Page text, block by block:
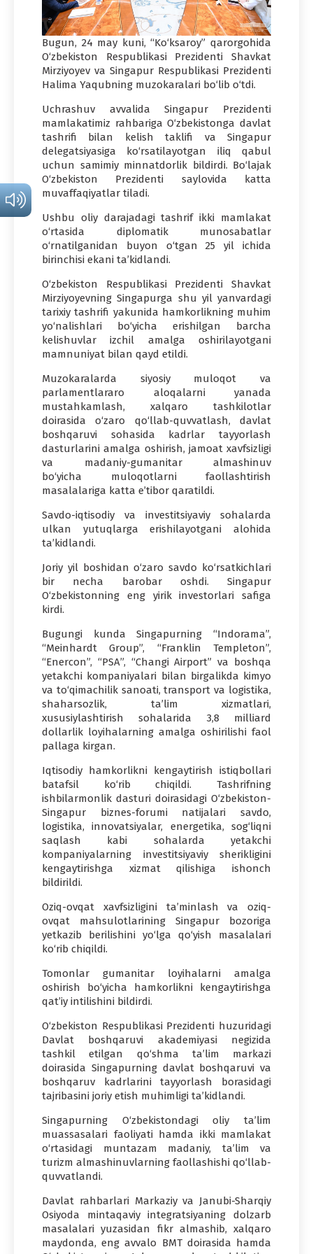
Bugun, 24 may kuni, “Ko‘ksaroy” qarorgohida
O‘zbekiston Respublikasi Prezidenti Shavkat
Mirziyoyev va Singapur Respublikasi Prezidenti
Halima Yaqubning muzokaralari bo‘lib o‘tdi.
Uchrashuv avvalida Singapur Prezidenti
mamlakatimiz rahbariga O‘zbekistonga davlat
tashrifi bilan kelish taklifi va Singapur
delegatsiyasiga ko‘rsatilayotgan iliq qabul
uchun samimiy minnatdorlik bildirdi. Bo‘lajak
O‘zbekiston Prezidenti saylovida katta
muvaffaqiyatlar tiladi.
Ushbu oliy darajadagi tashrif ikki mamlakat
o‘rtasida diplomatik munosabatlar
o‘rnatilganidan buyon o‘tgan 25 yil ichida
birinchisi ekani ta’kidlandi.
O‘zbekiston Respublikasi Prezidenti Shavkat
Mirziyoyevning Singapurga shu yil yanvardagi
tarixiy tashrifi yakunida hamkorlikning muhim
yo‘nalishlari bo‘yicha erishilgan barcha
kelishuvlar izchil amalga oshirilayotgani
mamnuniyat bilan qayd etildi.
Muzokaralarda siyosiy muloqot va
parlamentlararo aloqalarni yanada
mustahkamlash, xalqaro tashkilotlar
doirasida o‘zaro qo‘llab-quvvatlash, davlat
boshqaruvi sohasida kadrlar tayyorlash
dasturlarini amalga oshirish, jamoat xavfsizligi
va madaniy-gumanitar almashinuv
bo‘yicha muloqotlarni faollashtirish
masalalariga katta e’tibor qaratildi.
Savdo-iqtisodiy va investitsiyaviy sohalarda
ulkan yutuqlarga erishilayotgani alohida
ta’kidlandi.
Joriy yil boshidan o‘zaro savdo ko‘rsatkichlari
bir necha barobar oshdi. Singapur
O‘zbekistonning eng yirik investorlari safiga
kirdi.
Bugungi kunda Singapurning “Indorama”,
“Meinhardt Group”, “Franklin Templeton”,
“Enercon”, “PSA”, “Changi Airport” va boshqa
yetakchi kompaniyalari bilan birgalikda kimyo
va to‘qimachilik sanoati, transport va logistika,
shaharsozlik, ta’lim xizmatlari,
xususiylashtirish sohalarida 3,8 milliard
dollarlik loyihalarning amalga oshirilishi faol
pallaga kirgan.
Iqtisodiy hamkorlikni kengaytirish istiqbollari
batafsil ko‘rib chiqildi. Tashrifning
ishbilarmonlik dasturi doirasidagi O‘zbekiston-
Singapur biznes-forumi natijalari savdo,
logistika, innovatsiyalar, energetika, sog‘liqni
saqlash kabi sohalarda yetakchi
kompaniyalarning investitsiyaviy sherikligini
kengaytirishga xizmat qilishiga ishonch
bildirildi.
Oziq-ovqat xavfsizligini ta’minlash va oziq-
ovqat mahsulotlarining Singapur bozoriga
yetkazib berilishini yo‘lga qo‘yish masalalari
ko‘rib chiqildi.
Tomonlar gumanitar loyihalarni amalga
oshirish bo‘yicha hamkorlikni kengaytirishga
qat’iy intilishini bildirdi.
O‘zbekiston Respublikasi Prezidenti huzuridagi
Davlat boshqaruvi akademiyasi negizida
tashkil etilgan qo‘shma ta’lim markazi
doirasida Singapurning davlat boshqaruvi va
boshqaruv kadrlarini tayyorlash borasidagi
tajribasini joriy etish muhimligi ta’kidlandi.
Singapurning O‘zbekistondagi oliy ta’lim
muassasalari faoliyati hamda ikki mamlakat
o‘rtasidagi muntazam madaniy, ta’lim va
turizm almashinuvlarning faollashishi qo‘llab-
quvvatlandi.
Davlat rahbarlari Markaziy va Janubi-Sharqiy
Osiyoda mintaqaviy integratsiyaning dolzarb
masalalari yuzasidan fikr almashib, xalqaro
maydonda, eng avvalo BMT doirasida hamda